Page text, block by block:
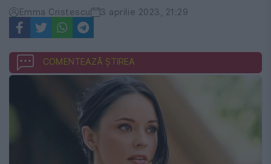
Emma Cristescu 3 aprilie 2023, 21:29
COMENTEAZĂ ȘTIREA